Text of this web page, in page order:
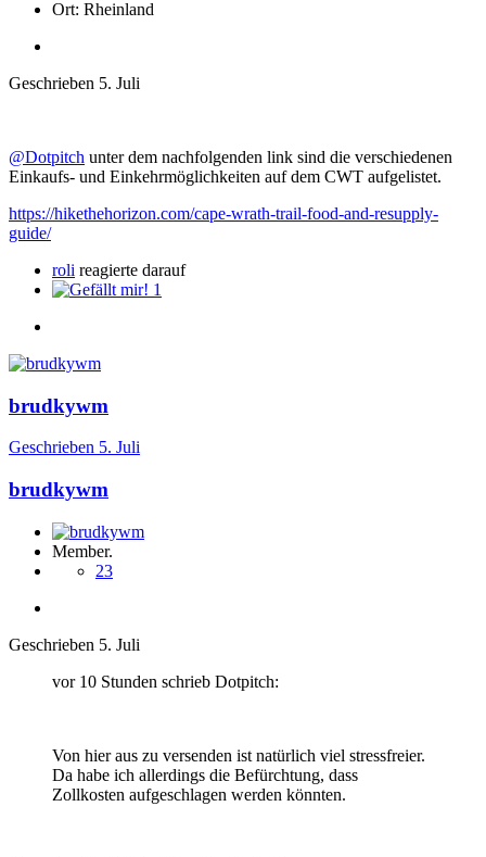
Ort: Rheinland
Geschrieben 5. Juli
@Dotpitch unter dem nachfolgenden link sind die verschiedenen
Einkaufs- und Einkehrmöglichkeiten auf dem CWT aufgelistet.
https://hikethehorizon.com/cape-wrath-trail-food-and-resupply-
guide/
roli reagierte darauf
1
brudkywm
Geschrieben 5. Juli
brudkywm
Member.
23
Geschrieben 5. Juli
vor 10 Stunden schrieb Dotpitch:
Von hier aus zu versenden ist natürlich viel stressfreier.
Da habe ich allerdings die Befürchtung, dass
Zollkosten aufgeschlagen werden könnten.